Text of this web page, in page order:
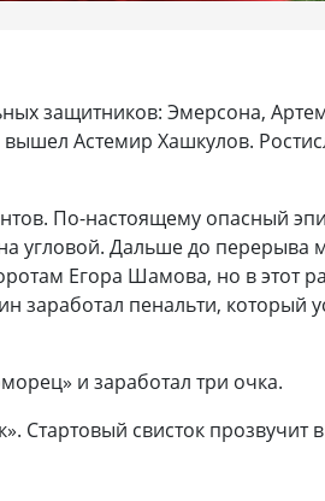
защитников: Эмерсона,
Астемир Хашкулов.
По-настоящему опасный
угловой. Дальше до перерыва
Егора Шамова, но в этот
заработал пенальти, который
и заработал три очка.
Стартовый свисток прозвучит